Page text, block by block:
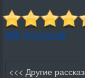
68 голосов
<<< Другие